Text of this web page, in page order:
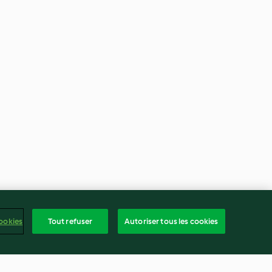
Tout refuser Autoriser tous les cookies